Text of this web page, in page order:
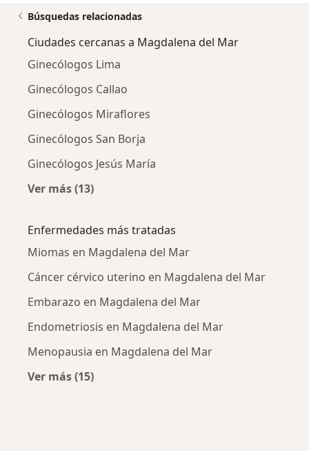
Búsquedas relacionadas
Ciudades cercanas a Magdalena del Mar
Ginecólogos Lima
Ginecólogos Callao
Ginecólogos Miraflores
Ginecólogos San Borja
Ginecólogos Jesús María
Ver más (13)
Enfermedades más tratadas
Miomas en Magdalena del Mar
Cáncer cérvico uterino en Magdalena del Mar
Embarazo en Magdalena del Mar
Endometriosis en Magdalena del Mar
Menopausia en Magdalena del Mar
Ver más (15)